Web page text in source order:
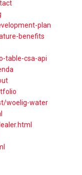
plan
benefits
table-csa-api
woelig-water